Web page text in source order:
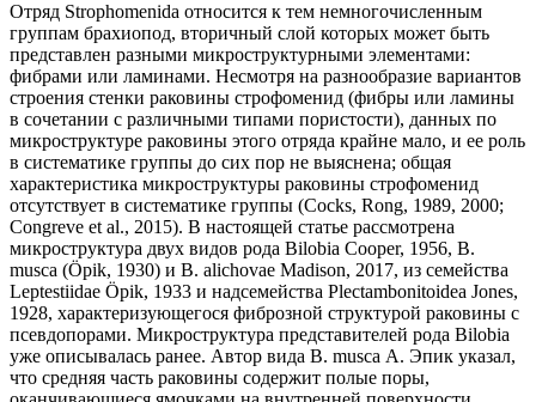
Отряд Strophomenida относится к тем немногочисленным
группам брахиопод, вторичный слой которых может быть
представлен разными микроструктурными элементами:
фибрами или ламинами. Несмотря на разнообразие вариантов
строения стенки раковины строфоменид (фибры или ламины
в сочетании с различными типами пористости), данных по
микроструктуре раковины этого отряда крайне мало, и ее роль
в систематике группы до сих пор не выяснена; общая
характеристика микроструктуры раковины строфоменид
отсутствует в систематике группы (Cocks, Rong, 1989, 2000;
Congreve et al., 2015). В настоящей статье рассмотрена
микроструктура двух видов рода Bilobia Cooper, 1956, B.
musca (Öpik, 1930) и B. alichovae Madison, 2017, из семейства
Leptestiidae Öpik, 1933 и надсемейства Plectambonitoidea Jones,
1928, характеризующегося фиброзной структурой раковины с
псевдопорами. Микроструктура представителей рода Bilobia
уже описывалась ранее. Автор вида B. musca А. Эпик указал,
что средняя часть раковины содержит полые поры,